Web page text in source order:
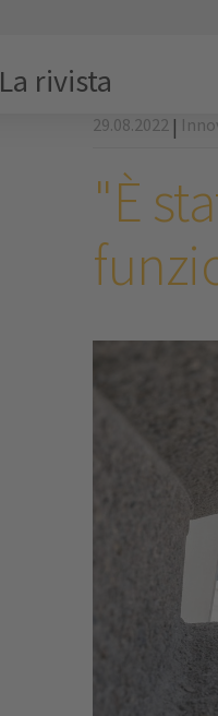
La rivista
29.08.2022 |
"È